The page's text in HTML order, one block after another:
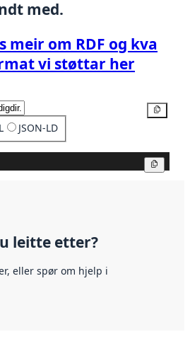
med.
meir om RDF og kva
vi støttar her
JSON-LD
leitte etter?
eller spør om hjelp i